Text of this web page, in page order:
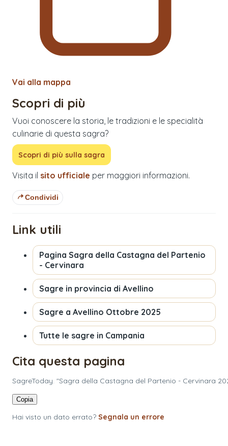
Vai alla mappa
Scopri di più
Vuoi conoscere la storia, le tradizioni e le specialità
culinarie di questa sagra?
Scopri di più sulla sagra
Visita il sito ufficiale per maggiori informazioni.
Condividi
Link utili
Pagina Sagra della Castagna del Partenio
- Cervinara
Sagre in provincia di Avellino
Sagre a Avellino Ottobre 2025
Tutte le sagre in Campania
Cita questa pagina
SagreToday. "Sagra della Castagna del Partenio - Cervinara
Copia
Hai visto un dato errato? Segnala un errore